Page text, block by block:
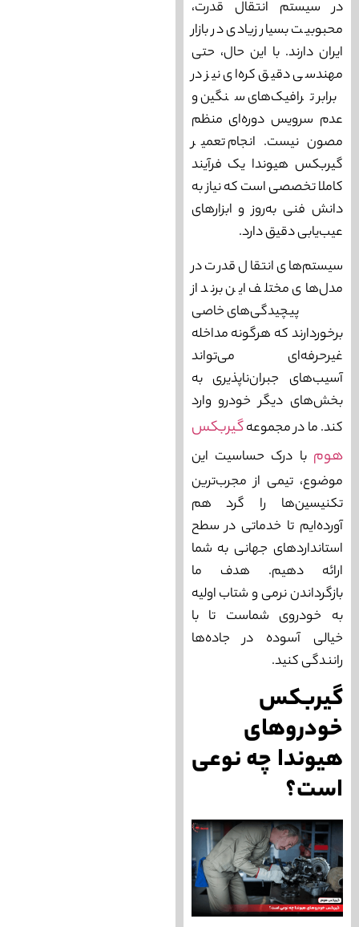
در سیستم انتقال قدرت،
محبوبیت بسیار زیادی در بازار
ایران دارند. با این حال، حتی
مهندسی دقیق کره‌ای نیز در
برابر ترافیک‌های سنگین و
عدم سرویس دوره‌ای منظم
مصون نیست. انجام تعمیر
گیربکس هیوندا یک فرآیند
کاملا تخصصی است که نیاز به
دانش فنی به‌روز و ابزارهای
عیب‌یابی دقیق دارد.
سیستم‌های انتقال قدرت در
مدل‌های مختلف این برند از
پیچیدگی‌های خاصی
برخوردارند که هرگونه مداخله
غیرحرفه‌ای می‌تواند
آسیب‌های جبران‌ناپذیری به
بخش‌های دیگر خودرو وارد
کند. ما در مجموعهگیربکس
هوم با درک حساسیت این
موضوع، تیمی از مجرب‌ترین
تکنیسین‌ها را گرد هم
آورده‌ایم تا خدماتی در سطح
استانداردهای جهانی به شما
ارائه دهیم. هدف ما
بازگرداندن نرمی و شتاب اولیه
به خودروی شماست تا با
خیالی آسوده در جاده‌ها
رانندگی کنید.
گیربکس
خودروهای
هیوندا چه نوعی
است؟